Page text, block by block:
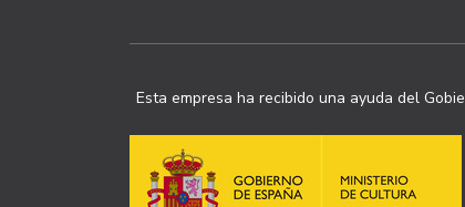
Esta empresa ha recibido una ayuda del